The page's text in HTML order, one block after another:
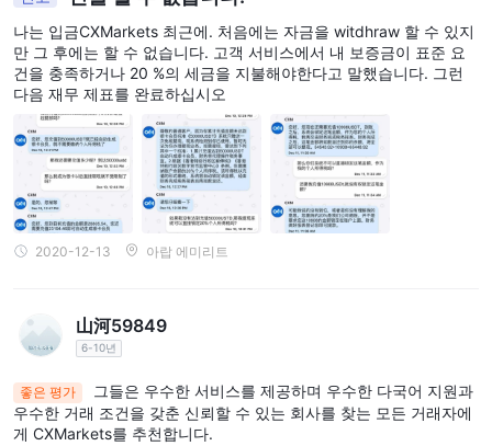
나는 입금CXMarkets 최근에. 처음에는 자금을 witdhraw 할 수 있지
만 그 후에는 할 수 없습니다. 고객 서비스에서 내 보증금이 표준 요
건을 충족하거나 20 %의 세금을 지불해야한다고 말했습니다. 그런
다음 재무 제표를 완료하십시오
2020-12-13 아랍 에미리트
山河59849
6-10년
좋은 평가
그들은 우수한 서비스를 제공하며 우수한 다국어 지원과
우수한 거래 조건을 갖춘 신뢰할 수 있는 회사를 찾는 모든 거래자에
게 CXMarkets를 추천합니다.